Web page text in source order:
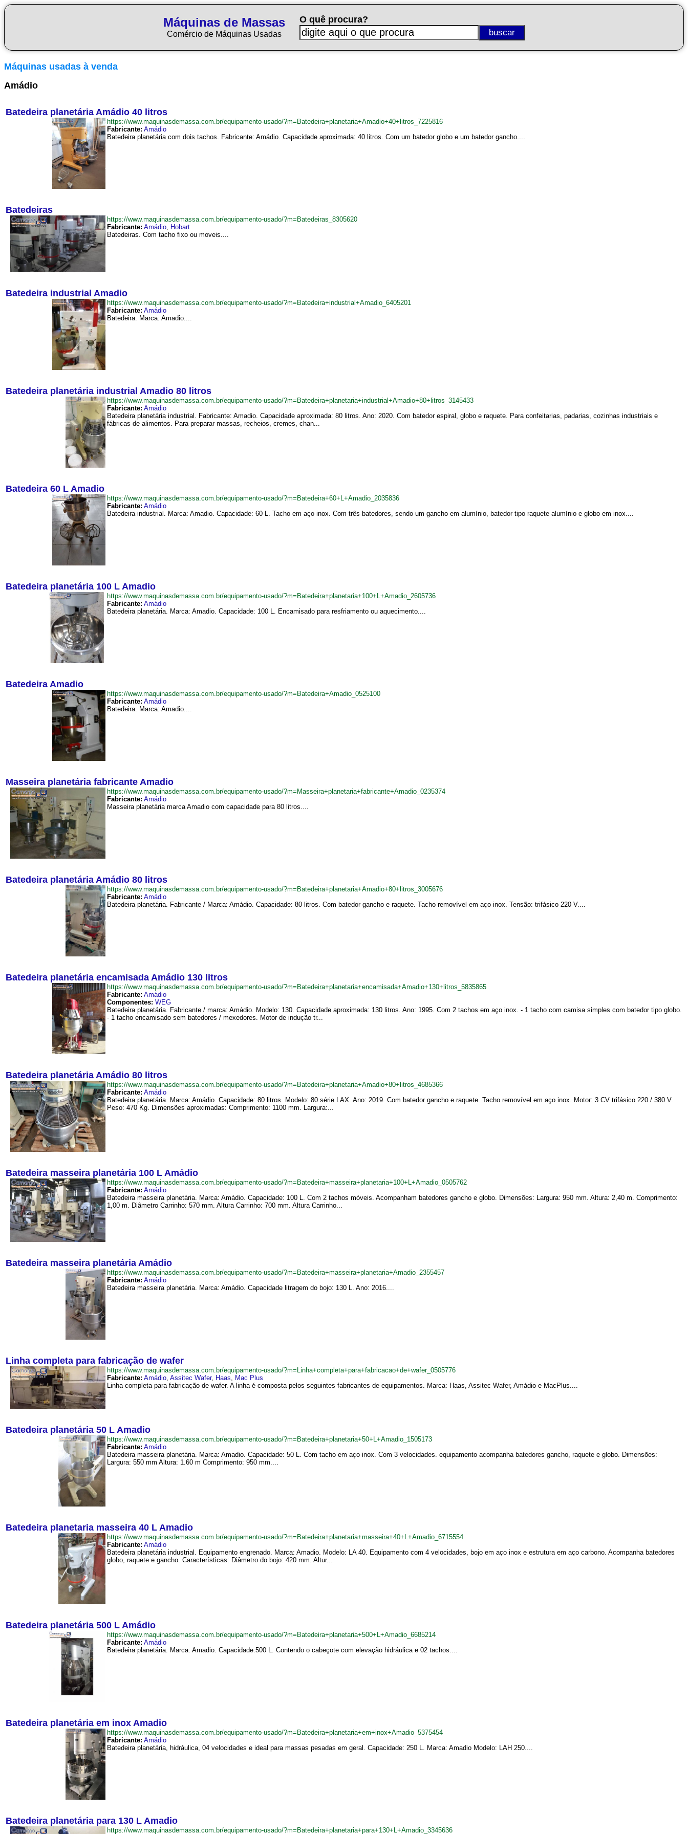
Máquinas de Massas
Comércio de Máquinas Usadas
O quê procura?
Máquinas usadas à venda
Amádio
Batedeira planetária Amádio 40 litros
https://www.maquinasdemassa.com.br/equipamento-usado/?m=Batedeira+planetaria+Amadio+40+litros_7225816
Fabricante: Amádio
Batedeira planetária com dois tachos. Fabricante: Amádio. Capacidade aproximada: 40 litros. Com um batedor globo e um batedor gancho....
Batedeiras
https://www.maquinasdemassa.com.br/equipamento-usado/?m=Batedeiras_8305620
Fabricante: Amádio, Hobart
Batedeiras. Com tacho fixo ou moveis....
Batedeira industrial Amadio
https://www.maquinasdemassa.com.br/equipamento-usado/?m=Batedeira+industrial+Amadio_6405201
Fabricante: Amádio
Batedeira. Marca: Amadio....
Batedeira planetária industrial Amadio 80 litros
https://www.maquinasdemassa.com.br/equipamento-usado/?m=Batedeira+planetaria+industrial+Amadio+80+litros_3145433
Fabricante: Amádio
Batedeira planetária industrial. Fabricante: Amadio. Capacidade aproximada: 80 litros. Ano: 2020. Com batedor espiral, globo e raquete. Para confeitarias, padarias, cozinhas industriais e
fábricas de alimentos. Para preparar massas, recheios, cremes, chan...
Batedeira 60 L Amadio
https://www.maquinasdemassa.com.br/equipamento-usado/?m=Batedeira+60+L+Amadio_2035836
Fabricante: Amádio
Batedeira industrial. Marca: Amadio. Capacidade: 60 L. Tacho em aço inox. Com três batedores, sendo um gancho em alumínio, batedor tipo raquete alumínio e globo em inox....
Batedeira planetária 100 L Amadio
https://www.maquinasdemassa.com.br/equipamento-usado/?m=Batedeira+planetaria+100+L+Amadio_2605736
Fabricante: Amádio
Batedeira planetária. Marca: Amadio. Capacidade: 100 L. Encamisado para resfriamento ou aquecimento....
Batedeira Amadio
https://www.maquinasdemassa.com.br/equipamento-usado/?m=Batedeira+Amadio_0525100
Fabricante: Amádio
Batedeira. Marca: Amadio....
Masseira planetária fabricante Amadio
https://www.maquinasdemassa.com.br/equipamento-usado/?m=Masseira+planetaria+fabricante+Amadio_0235374
Fabricante: Amádio
Masseira planetária marca Amadio com capacidade para 80 litros....
Batedeira planetária Amádio 80 litros
https://www.maquinasdemassa.com.br/equipamento-usado/?m=Batedeira+planetaria+Amadio+80+litros_3005676
Fabricante: Amádio
Batedeira planetária. Fabricante / Marca: Amádio. Capacidade: 80 litros. Com batedor gancho e raquete. Tacho removível em aço inox. Tensão: trifásico 220 V....
Batedeira planetária encamisada Amádio 130 litros
https://www.maquinasdemassa.com.br/equipamento-usado/?m=Batedeira+planetaria+encamisada+Amadio+130+litros_5835865
Fabricante: Amádio
Componentes: WEG
Batedeira planetária. Fabricante / marca: Amádio. Modelo: 130. Capacidade aproximada: 130 litros. Ano: 1995. Com 2 tachos em aço inox. - 1 tacho com camisa simples com batedor tipo globo.
- 1 tacho encamisado sem batedores / mexedores. Motor de indução tr...
Batedeira planetária Amádio 80 litros
https://www.maquinasdemassa.com.br/equipamento-usado/?m=Batedeira+planetaria+Amadio+80+litros_4685366
Fabricante: Amádio
Batedeira planetária. Marca: Amádio. Capacidade: 80 litros. Modelo: 80 série LAX. Ano: 2019. Com batedor gancho e raquete. Tacho removível em aço inox. Motor: 3 CV trifásico 220 / 380 V.
Peso: 470 Kg. Dimensões aproximadas: Comprimento: 1100 mm. Largura:...
Batedeira masseira planetária 100 L Amádio
https://www.maquinasdemassa.com.br/equipamento-usado/?m=Batedeira+masseira+planetaria+100+L+Amadio_0505762
Fabricante: Amádio
Batedeira masseira planetária. Marca: Amádio. Capacidade: 100 L. Com 2 tachos móveis. Acompanham batedores gancho e globo. Dimensões: Largura: 950 mm. Altura: 2,40 m. Comprimento:
1,00 m. Diâmetro Carrinho: 570 mm. Altura Carrinho: 700 mm. Altura Carrinho...
Batedeira masseira planetária Amádio
https://www.maquinasdemassa.com.br/equipamento-usado/?m=Batedeira+masseira+planetaria+Amadio_2355457
Fabricante: Amádio
Batedeira masseira planetária. Marca: Amádio. Capacidade litragem do bojo: 130 L. Ano: 2016....
Linha completa para fabricação de wafer
https://www.maquinasdemassa.com.br/equipamento-usado/?m=Linha+completa+para+fabricacao+de+wafer_0505776
Fabricante: Amádio, Assitec Wafer, Haas, Mac Plus
Linha completa para fabricação de wafer. A linha é composta pelos seguintes fabricantes de equipamentos. Marca: Haas, Assitec Wafer, Amádio e MacPlus....
Batedeira planetária 50 L Amadio
https://www.maquinasdemassa.com.br/equipamento-usado/?m=Batedeira+planetaria+50+L+Amadio_1505173
Fabricante: Amádio
Batedeira masseira planetária. Marca: Amadio. Capacidade: 50 L. Com tacho em aço inox. Com 3 velocidades. equipamento acompanha batedores gancho, raquete e globo. Dimensões:
Largura: 550 mm Altura: 1.60 m Comprimento: 950 mm....
Batedeira planetaria masseira 40 L Amadio
https://www.maquinasdemassa.com.br/equipamento-usado/?m=Batedeira+planetaria+masseira+40+L+Amadio_6715554
Fabricante: Amádio
Batedeira planetária industrial. Equipamento engrenado. Marca: Amadio. Modelo: LA 40. Equipamento com 4 velocidades, bojo em aço inox e estrutura em aço carbono. Acompanha batedores
globo, raquete e gancho. Características: Diâmetro do bojo: 420 mm. Altur...
Batedeira planetária 500 L Amádio
https://www.maquinasdemassa.com.br/equipamento-usado/?m=Batedeira+planetaria+500+L+Amadio_6685214
Fabricante: Amádio
Batedeira planetária. Marca: Amadio. Capacidade:500 L. Contendo o cabeçote com elevação hidráulica e 02 tachos....
Batedeira planetária em inox Amadio
https://www.maquinasdemassa.com.br/equipamento-usado/?m=Batedeira+planetaria+em+inox+Amadio_5375454
Fabricante: Amádio
Batedeira planetária, hidráulica, 04 velocidades e ideal para massas pesadas em geral. Capacidade: 250 L. Marca: Amadio Modelo: LAH 250....
Batedeira planetária para 130 L Amadio
https://www.maquinasdemassa.com.br/equipamento-usado/?m=Batedeira+planetaria+para+130+L+Amadio_3345636